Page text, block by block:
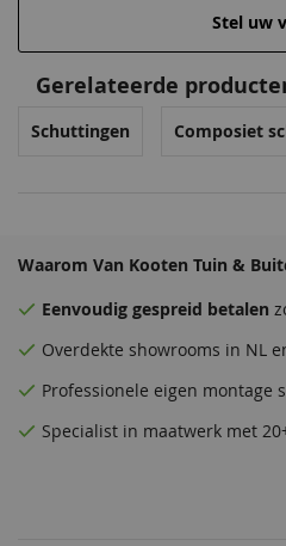
Stel uw
Gerelateerde
Schuttingen Composiet
Waarom Van Kooten Tuin &
Eenvoudig gespreid betalen
Overdekte showrooms in NL
Professionele eigen montage
Specialist in maatwerk met